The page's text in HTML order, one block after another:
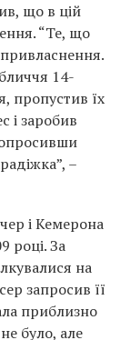
що в цій
“Те, що
14-
пропустив їх
і заробив
–
і Кемерона
році. За
на
запросив її
приблизно
було, але